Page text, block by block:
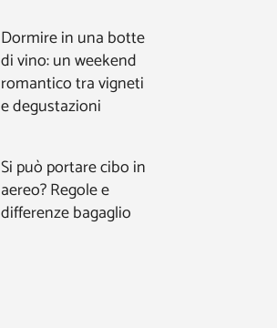
Dormire in una botte
di vino: un weekend
romantico tra vigneti
e degustazioni
Si può portare cibo in
aereo? Regole e
differenze bagaglio